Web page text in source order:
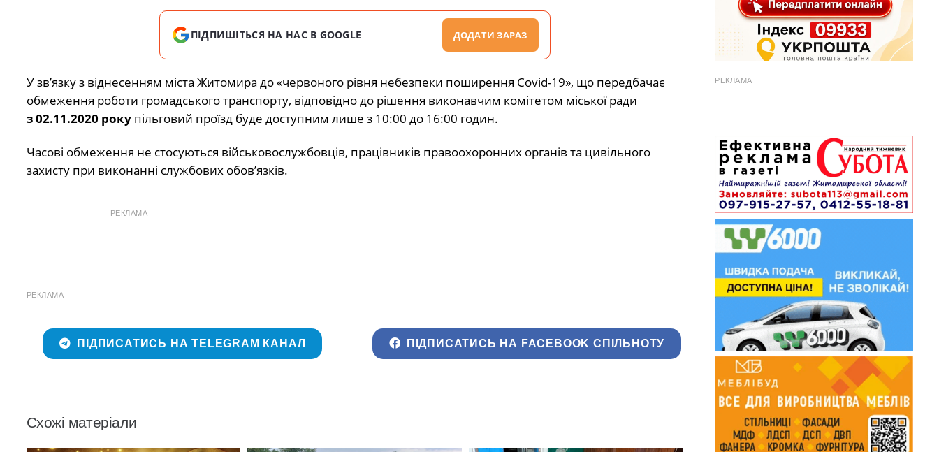
ПІДПИШІТЬСЯ НА НАС В GOOGLE ДОДАТИ ЗАРАЗ
У зв’язку з віднесенням міста Житомира до «червоного рівня небезпеки поширення Covid-19», що передбачає
обмеження роботи громадського транспорту, відповідно до рішення виконавчим комітетом міської ради
з 02.11.2020 рокупільговий проїзд буде доступним лише з 10:00 до 16:00 годин.
Часові обмеження не стосуються військовослужбовців, працівників правоохоронних органів та цивільного
захисту при виконанні службових обов’язків.
РЕКЛАМА
РЕКЛАМА
ПІДПИСАТИСЬ НА TELEGRAM КАНАЛ ПІДПИСАТИСЬ НА FACEBOOK СПІЛЬНОТУ
Схожі матеріали
РЕКЛАМА